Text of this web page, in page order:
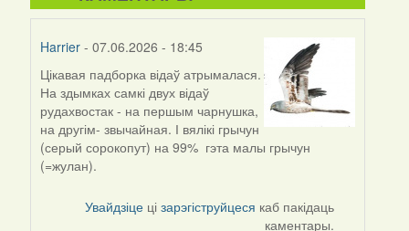
Harrier - 07.06.2026 - 18:45
Цікавая падборка відаў атрымалася.
На здымках самкі двух відаў
рудахвостак - на першым чарнушка,
на другім- звычайная. І вялікі грычун
(серый сорокопут) на 99% гэта малы грычун
(=жулан).
Увайдзіце цізарэгіструйцеся каб пакідаць
каментары.